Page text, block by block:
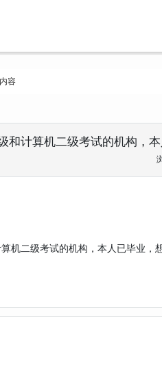
容
和计算机二级考试的机构，
机二级考试的机构，本人已毕业，